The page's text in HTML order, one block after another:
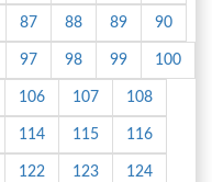
87 88 89 90
97 98 99 100
106 107 108
114 115 116
122 123 124